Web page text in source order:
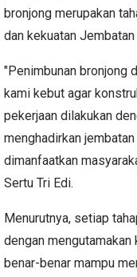
bronjong merupakan
dan kekuatan
"Penimbunan bronjong
kami kebut agar
pekerjaan dilakukan
menghadirkan
dimanfaatkan
Sertu Tri Edi.
Menurutnya, setiap
dengan
benar-benar mampu